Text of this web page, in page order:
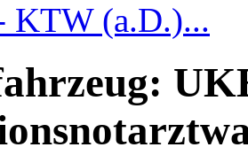
KTW (a.D.)...